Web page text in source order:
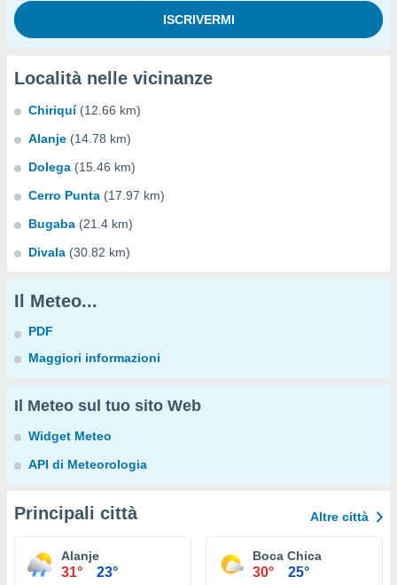
Località nelle vicinanze
Chiriquí (12.66 km)
Alanje (14.78 km)
Dolega (15.46 km)
Cerro Punta (17.97 km)
Bugaba (21.4 km)
Divala (30.82 km)
Il Meteo...
PDF
Maggiori informazioni
Il Meteo sul tuo sito Web
Widget Meteo
API di Meteorologia
Principali città Altre città
Alanje
31° 23°
Boca Chica
30° 25°